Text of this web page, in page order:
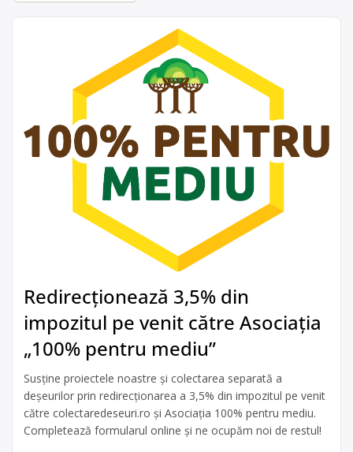
Redirecționează 3,5% din
impozitul pe venit către Asociația
„100% pentru mediu”
Susține proiectele noastre și colectarea separată a
deșeurilor prin redirecționarea a 3,5% din impozitul pe venit
către colectaredeseuri.ro și Asociația 100% pentru mediu.
Completează formularul online și ne ocupăm noi de restul!